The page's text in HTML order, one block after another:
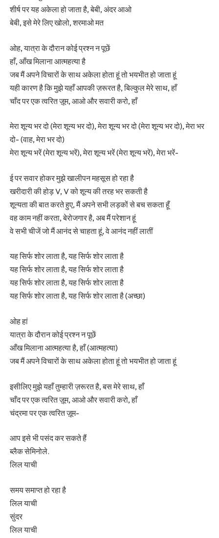
शीर्ष पर यह अकेला हो जाता है, बेबी, अंदर आओ
बेबी, इसे मेरे लिए खोलो, शरमाओ मत
ओह, यात्रा के दौरान कोई प्रश्न न पूछें
हाँ, आँख मिलाना आत्महत्या है
जब मैं अपने विचारों के साथ अकेला होता हूं तो भयभीत हो जाता हूं
यही कारण है कि मुझे यहाँ आपकी ज़रूरत है, बिल्कुल मेरे साथ, हाँ
चाँद पर एक त्वरित ज़ूम, आओ और सवारी करो, हाँ
मेरा शून्य भर दो (मेरा शून्य भर दो), मेरा शून्य भर दो (मेरा शून्य भर दो), मेरा भर
दो- (वाह, मेरा भर दो)
मेरा शून्य भरें (मेरा शून्य भरें), मेरा शून्य भरें (मेरा शून्य भरें), मेरा भरें-
ई पर सवार होकर मुझे खालीपन महसूस हो रहा है
खरीदारी की होड़ V, V को शून्य की तरह भर सकती है
शून्यता की बात करते हुए, मैं अपने सभी लड़कों से बच सकता हूँ
वह काम नहीं करता, बेरोजगार है, अब मैं परेशान हूं
वे सभी चीजें जो मैं आनंद से चाहता हूं, वे आनंद नहीं लातीं
यह सिर्फ शोर लाता है, यह सिर्फ शोर लाता है
यह सिर्फ शोर लाता है, यह सिर्फ शोर लाता है
यह सिर्फ शोर लाता है, यह सिर्फ शोर लाता है
यह सिर्फ शोर लाता है, यह सिर्फ शोर लाता है (अच्छा)
ओह हां
यात्रा के दौरान कोई प्रश्न न पूछें
आँख मिलाना आत्महत्या है, हाँ (आत्महत्या)
जब मैं अपने विचारों के साथ अकेला होता हूं तो भयभीत हो जाता हूं
इसीलिए मुझे यहाँ तुम्हारी ज़रूरत है, बस मेरे साथ, हाँ
चाँद पर एक त्वरित ज़ूम, आओ और सवारी करो, हाँ
चंद्रमा पर एक त्वरित ज़ूम-
आप इसे भी पसंद कर सकते हैं
ब्लैक सेमिनोले.
लिल याची
​समय समाप्त हो रहा है
लिल याची
​सुंदर
लिल याची